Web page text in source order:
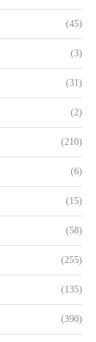
(45)
(3)
(31)
(2)
(210)
(6)
(15)
(58)
(255)
(135)
(390)